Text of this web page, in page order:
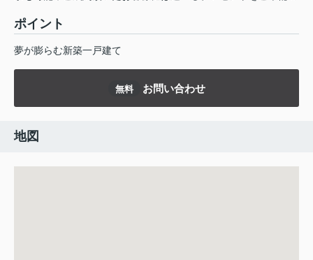
ポイント
夢が膨らむ新築一戸建て
無料 お問い合わせ
地図